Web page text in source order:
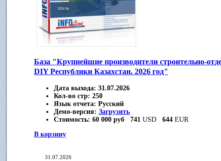
База "Крупнейшие производители строительно-
DIY Республики Казахстан. 2026 год"
Дата выхода: 31.07.2026
Кол-во стр: 250
Язык отчета: Русский
Демо-версия: Загрузить
Стоимость: 60 000 руб 741 USD 644 EUR
В корзину
31.07.2026